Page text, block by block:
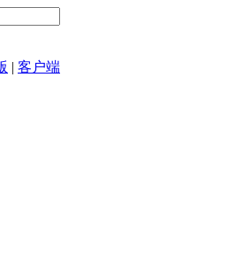
| 客户端